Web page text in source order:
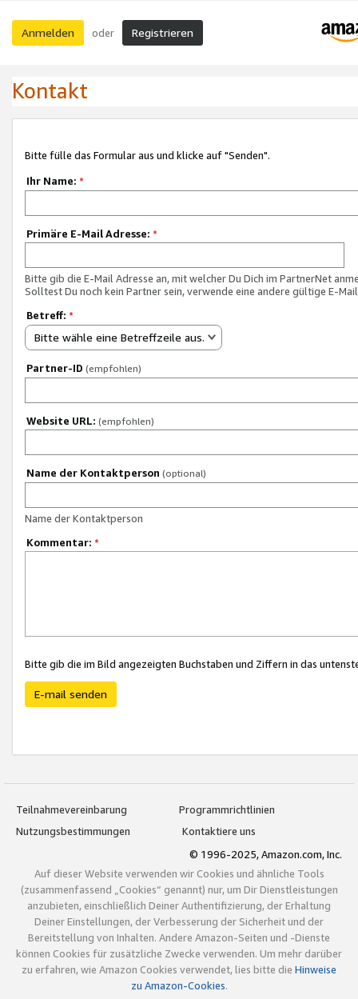
Anmelden oder Registrieren
Kontakt
Bitte fülle das Formular aus und klicke auf "Senden".
Ihr Name: *
Primäre E-Mail Adresse: *
Bitte gib die E-Mail Adresse an, mit welcher Du Dich im PartnerNet
Solltest Du noch kein Partner sein, verwende eine andere gültige E-
Betreff: *
Bitte wähle eine Betreffzeile aus.
Partner-ID (empfohlen)
Website URL: (empfohlen)
Name der Kontaktperson (optional)
Name der Kontaktperson
Kommentar: *
Bitte gib die im Bild angezeigten Buchstaben und Ziffern in das
E-mail senden
Teilnahmevereinbarung
Programmrichtlinien
Nutzungsbestimmungen
Kontaktiere uns
© 1996-2025, Amazon.com, Inc.
Auf dieser Website verwenden wir Cookies und ähnliche Tools
(zusammenfassend „Cookies“ genannt) nur, um Dir Dienstleistungen
anzubieten, einschließlich Deiner Authentifizierung, der Erhaltung
Deiner Einstellungen, der Verbesserung der Sicherheit und der
Bereitstellung von Inhalten. Andere Amazon-Seiten und -Dienste
können Cookies für zusätzliche Zwecke verwenden. Um mehr darüber
zu erfahren, wie Amazon Cookies verwendet, lies bitte die Hinweise
zu Amazon-Cookies.